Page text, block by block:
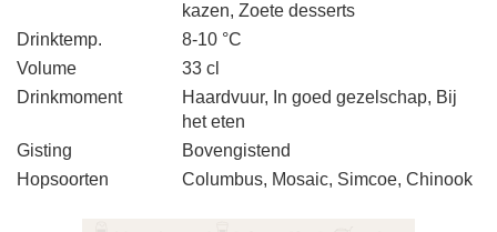
kazen, Zoete desserts
Drinktemp.
8-10 °C
Volume
33 cl
Drinkmoment
Haardvuur, In goed gezelschap, Bij
het eten
Gisting
Bovengistend
Hopsoorten
Columbus, Mosaic, Simcoe, Chinook